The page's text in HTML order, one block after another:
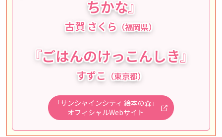
ちかな』
古賀 さくら （福岡県）
『ごはんのけっこんしき』
すずこ （東京都）
「サンシャインシティ 絵本の森」
オフィシャルWebサイト